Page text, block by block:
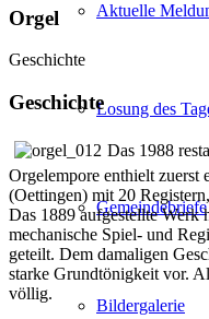
Aktuelle
Losung des
Gemeindebriefe
Bildergalerie
Orgel
Geschichte
Geschichte
Das 1988
Orgelempore enthielt zuerst
(Oettingen) mit 20
Das 1889 aufgestellte Werk
mechanische Spiel- und
geteilt. Dem damaligen
starke Grundtönigkeit vor.
völlig.